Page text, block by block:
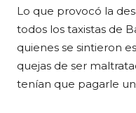
Lo que provocó la
todos los taxistas de
quienes se sintieron
quejas de ser
tenían que pagarle